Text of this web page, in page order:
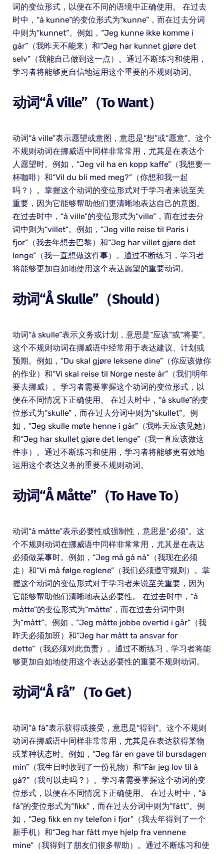
词的变位形式，以便在不同的语境中正确使用。 在过去
时中，“å kunne”的变位形式为“kunne”，而在过去分词
中则为“kunnet”。例如，“Jeg kunne ikke komme i
går”（我昨天不能来）和“Jeg har kunnet gjøre det
selv”（我能自己做到这一点）。通过不断练习和使用，
学习者将能够更自信地运用这个重要的不规则动词。
动词“å Ville”（to Want）
动词“å ville”表示愿望或意图，意思是“想”或“愿意”。这个
不规则动词在挪威语中同样非常常用，尤其是在表达个
人愿望时。例如，“Jeg vil ha en kopp kaffe”（我想要一
杯咖啡）和“Vil du bli med meg?”（你想和我一起
吗？）。掌握这个动词的变位形式对于学习者来说至关
重要，因为它能够帮助他们更清晰地表达自己的意图。
在过去时中，“å ville”的变位形式为“ville”，而在过去分
词中则为“villet”。例如，“Jeg ville reise til Paris i
fjor”（我去年想去巴黎）和“Jeg har villet gjøre det
lenge”（我一直想做这件事）。通过不断练习，学习者
将能够更加自如地使用这个表达愿望的重要动词。
动词“å Skulle”（should）
动词“å skulle”表示义务或计划，意思是“应该”或“将要”。
这个不规则动词在挪威语中经常用于表达建议、计划或
预期。例如，“Du skal gjøre leksene dine”（你应该做你
的作业）和“Vi skal reise til Norge neste år”（我们明年
要去挪威）。学习者需要掌握这个动词的变位形式，以
便在不同情况下正确使用。 在过去时中，“å skulle”的变
位形式为“skulle”，而在过去分词中则为“skullet”。例
如，“Jeg skulle møte henne i går”（我昨天应该见她）
和“Jeg har skullet gjøre det lenge”（我一直应该做这
件事）。通过不断练习和使用，学习者将能够更有效地
运用这个表达义务的重要不规则动词。
动词“å Måtte”（to Have To）
动词“å måtte”表示必要性或强制性，意思是“必须”。这
个不规则动词在挪威语中同样非常常用，尤其是在表达
必须做某事时。例如，“Jeg må gå nå”（我现在必须
走）和“Vi må følge reglene”（我们必须遵守规则）。掌
握这个动词的变位形式对于学习者来说至关重要，因为
它能够帮助他们清晰地表达必要性。 在过去时中，“å
måtte”的变位形式为“måtte”，而在过去分词中则
为“mått”。例如，“Jeg måtte jobbe overtid i går”（我
昨天必须加班）和“Jeg har mått ta ansvar for
dette”（我必须对此负责）。通过不断练习，学习者将能
够更加自如地使用这个表达必要性的重要不规则动词。
动词“å Få”（to Get）
动词“å få”表示获得或接受，意思是“得到”。这个不规则
动词在挪威语中同样非常常用，尤其是在表达获得某物
或某种状态时。例如，“Jeg får en gave til bursdagen
min”（我生日时收到了一份礼物）和“Får jeg lov til å
gå?”（我可以走吗？）。学习者需要掌握这个动词的变
位形式，以便在不同情况下正确使用。 在过去时中，“å
få”的变位形式为“fikk”，而在过去分词中则为“fått”。例
如，“Jeg fikk en ny telefon i fjor”（我去年得到了一个
新手机）和“Jeg har fått mye hjelp fra vennene
mine”（我得到了朋友们很多帮助）。通过不断练习和使